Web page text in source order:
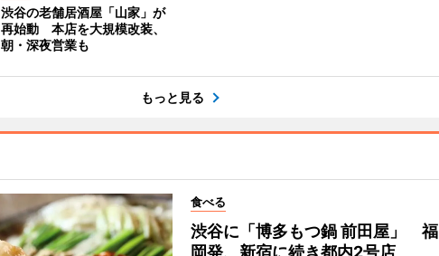
渋谷の老舗居酒屋「山家」が
再始動 本店を大規模改装、
朝・深夜営業も
もっと見る
食べる
渋谷に「博多もつ鍋 前田屋」 福
岡発、新宿に続き都内2号店